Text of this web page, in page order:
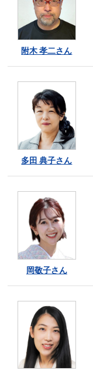
附木 孝二さん
多田 典子さん
岡敬子さん